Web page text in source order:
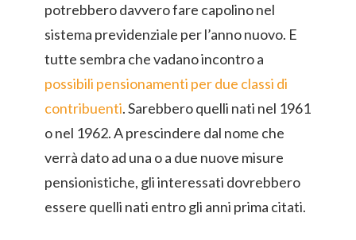
potrebbero davvero fare capolino nel
sistema previdenziale per l’anno nuovo. E
tutte sembra che vadano incontro a
possibili pensionamenti per due classi di
contribuenti. Sarebbero quelli nati nel 1961
o nel 1962. A prescindere dal nome che
verrà dato ad una o a due nuove misure
pensionistiche, gli interessati dovrebbero
essere quelli nati entro gli anni prima citati.